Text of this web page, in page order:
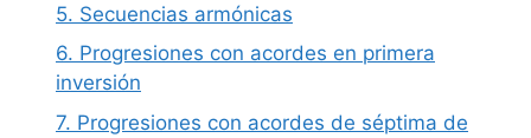
5. Secuencias armónicas
6. Progresiones con acordes en primera
inversión
7. Progresiones con acordes de séptima de